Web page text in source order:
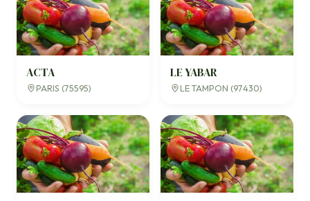
ACTA
PARIS (75595)
LE YABAR
LE TAMPON (97430)